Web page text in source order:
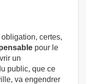
certes,
pour le
un
public, que ce
va engendrer